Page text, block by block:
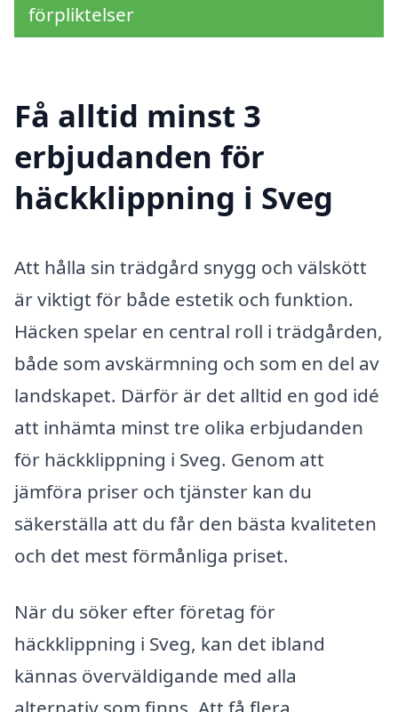
förpliktelser
Få alltid minst 3
erbjudanden för
häckklippning i Sveg
Att hålla sin trädgård snygg och välskött
är viktigt för både estetik och funktion.
Häcken spelar en central roll i trädgården,
både som avskärmning och som en del av
landskapet. Därför är det alltid en god idé
att inhämta minst tre olika erbjudanden
för häckklippning i Sveg. Genom att
jämföra priser och tjänster kan du
säkerställa att du får den bästa kvaliteten
och det mest förmånliga priset.
När du söker efter företag för
häckklippning i Sveg, kan det ibland
kännas överväldigande med alla